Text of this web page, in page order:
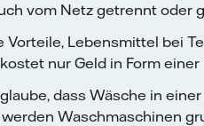
vom Netz getrennt oder
Vorteile, Lebensmittel bei
nur Geld in Form
dass Wäsche in
Waschmaschinen